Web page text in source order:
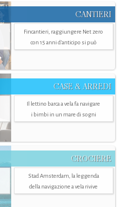
CANTIERI
Fincantieri, raggiungere Net zero
con 15 anni d'anticipo si può
CASE & ARREDI
Il lettino barca a vela fa navigare
i bimbi in un mare di sogni
CROCIERE
Stad Amsterdam, la leggenda
della navigazione a vela rivive